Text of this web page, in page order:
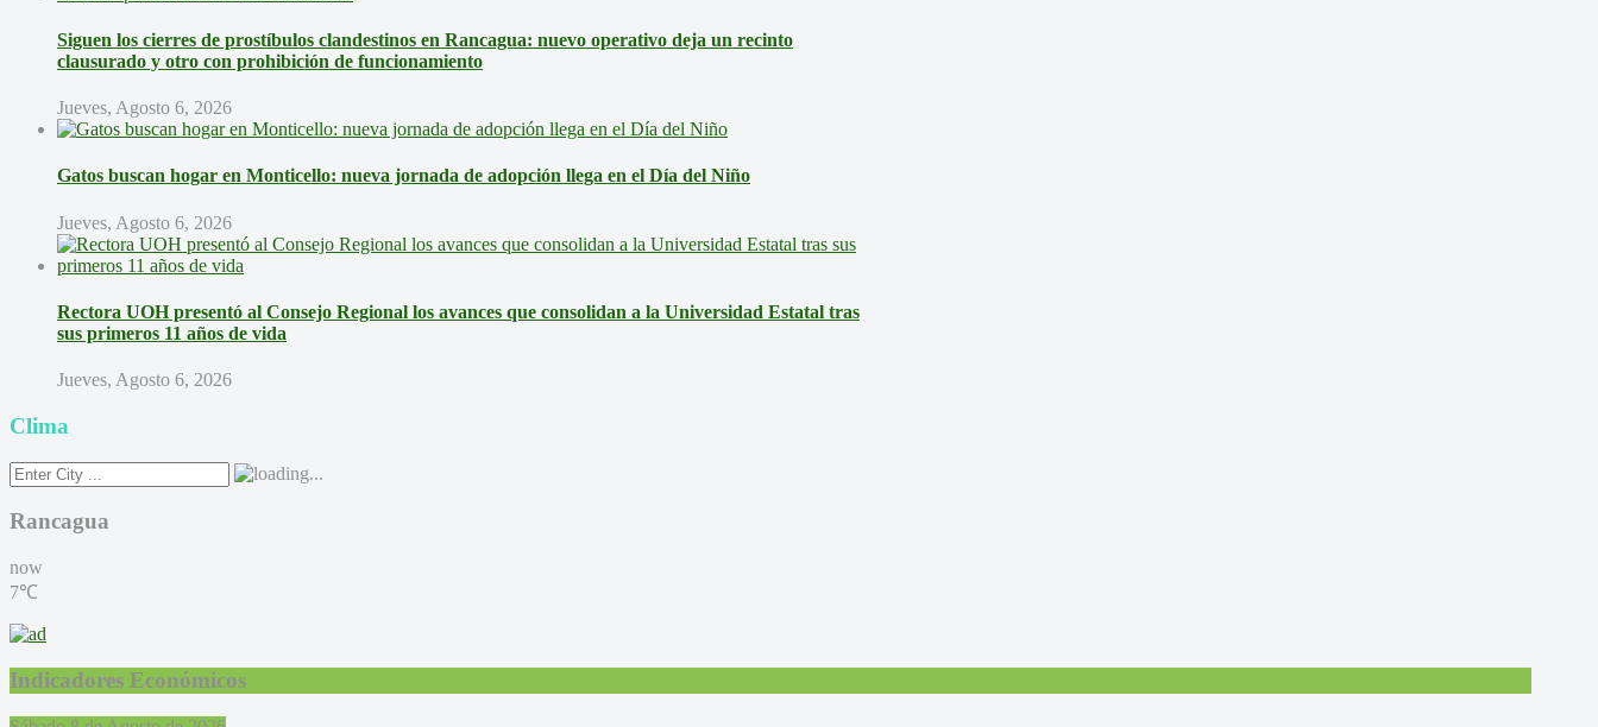
Siguen los cierres de prostíbulos clandestinos en Rancagua: nuevo operativo deja un recinto
clausurado y otro con prohibición de funcionamiento
Jueves, Agosto 6, 2026
Gatos buscan hogar en Monticello: nueva jornada de adopción llega en el Día del Niño
Jueves, Agosto 6, 2026
Rectora UOH presentó al Consejo Regional los avances que consolidan a la Universidad Estatal tras
sus primeros 11 años de vida
Jueves, Agosto 6, 2026
Clima
Rancagua
now
7℃
Indicadores Económicos